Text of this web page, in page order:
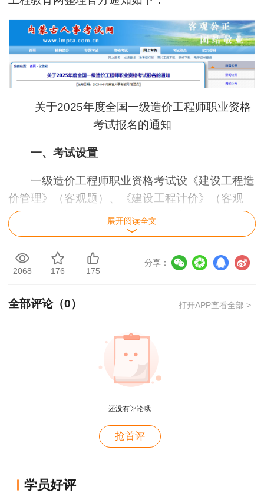
关于2025年度全国一级造价工程师职业资格
考试报名的通知
一、考试设置
一级造价工程师职业资格考试设《建设工程造
价管理》（客观题）、《建设工程计价》（客观
题）、《建设工程技术与计量》（客观题）和《建
设工程造价案例分析》（土木建筑工程、安装工程
两专业为主客观混合题，交通运输工程、水利工程
两专业为主观题）4个科目。其中《建设工程造价
程技术与计量》和《建设工程造价案例分析》为专
工程和安装工程4个专业类别，报考人员可根据实
际工作需要选报其一。参加4个科目考试（级别为
考全科）的人员须在连续4个考试年度内通过全部
符合免试基础科目人员须在连续2个考试年度内通
过相应应试科目，方可获得资格证书。
报专业），可免考基础科目，在连续2个考试年度
展开阅读全文
2068 176 175
分享：
全部评论（0） 打开APP查看全部 >
还没有评论哦
抢首评
学员好评
用户zh****35